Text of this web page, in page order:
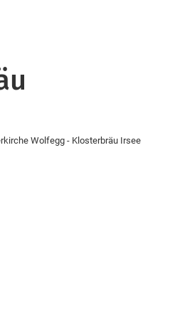
Wolfegg - Klosterbräu Irsee